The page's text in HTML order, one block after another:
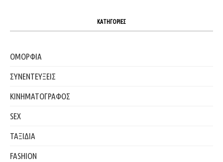
ΚΑΤΗΓΟΡΙΕΣ
ΟΜΟΡΦΙΑ
ΣΥΝΕΝΤΕΥΞΕΙΣ
ΚΙΝΗΜΑΤΟΓΡΑΦΟΣ
SEX
ΤΑΞΙΔΙΑ
FASHION